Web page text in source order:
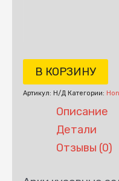
В КОРЗИНУ
Артикул: Н/Д Категории:
Описание
Детали
Отзывы (0)